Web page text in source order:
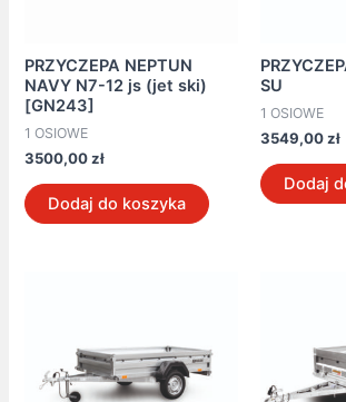
PRZYCZEPA NEPTUN
NAVY N7-12 js (jet ski)
[GN243]
1 OSIOWE
3500,00zł
Dodaj do koszyka
SU
1 OSIOWE
3549,00zł
Dodaj